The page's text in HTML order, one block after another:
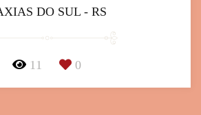
DO SUL - RS
11 0